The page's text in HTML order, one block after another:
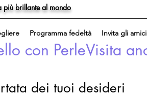
più brillante al mondo
Programma fedeltà Invita gli amici
con Perle
dei tuoi desideri